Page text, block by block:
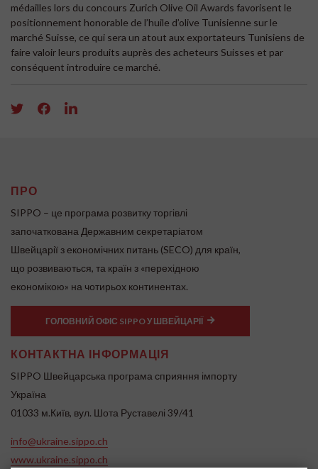
médailles lors du concours Zurich Olive Oil Awards favorisent le
positionnement honorable de l’huile d’olive Tunisienne sur le
marché Suisse, ce qui sera un atout aux exportateurs Tunisiens de
faire valoir leurs produits auprès des acheteurs Suisses et par
conséquent introduire ce marché.
ПРО
SIPPO – це програма розвитку торгівлі
започаткована Державним секретаріатом
Швейцарії з економічних питань (SECO) для країн,
що розвиваються, та країн з «перехідною
економікою» на чотирьох континентах.
ГОЛОВНИЙ ОФІС SIPPO У ШВЕЙЦАРІЇ
КОНТАКТНА ІНФОРМАЦІЯ
SIPPO Швейцарська програма сприяння імпорту
Україна
01033 м.Київ, вул. Шота Руставелі 39/41
info@ukraine.sippo.ch
www.ukraine.sippo.ch